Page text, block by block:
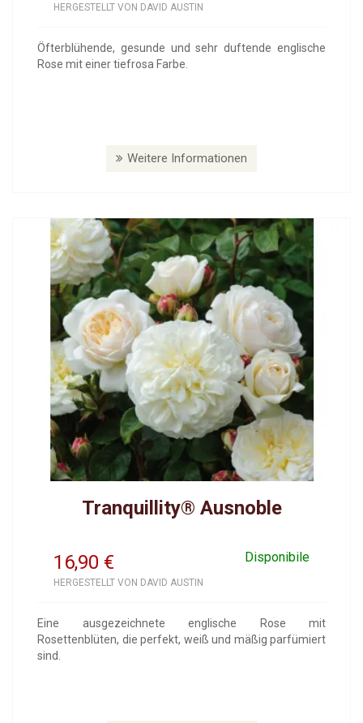
HERGESTELLT VON DAVID AUSTIN
Öfterblühende, gesunde und sehr duftende englische
Rose mit einer tiefrosa Farbe.
Weitere Informationen
Tranquillity® Ausnoble
16,90 Disponibile
€
HERGESTELLT VON DAVID AUSTIN
Eine ausgezeichnete englische Rose mit
Rosettenblüten, die perfekt, weiß und mäßig parfümiert
sind.